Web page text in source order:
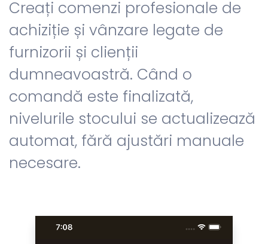
Creați comenzi profesionale de
achiziție și vânzare legate de
furnizorii și clienții
dumneavoastră. Când o
comandă este finalizată,
nivelurile stocului se actualizează
automat, fără ajustări manuale
necesare.